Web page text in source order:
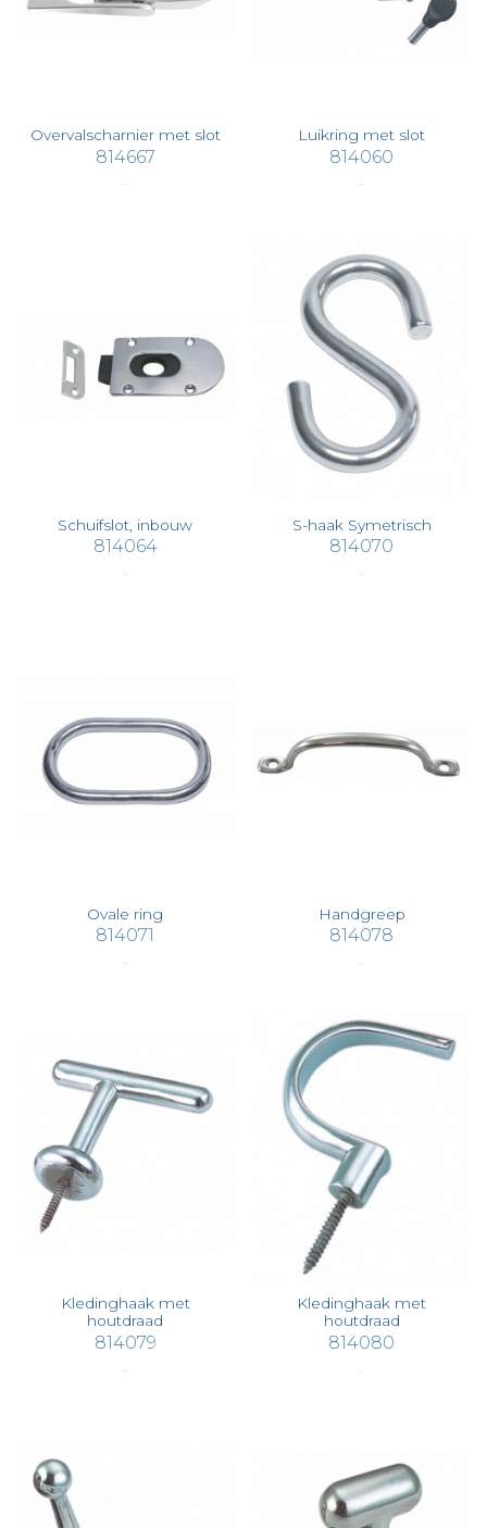
Overvalscharnier met slot
814667
Luikring met slot
814060
Schuifslot, inbouw
814064
S-haak Symetrisch
814070
Ovale ring
814071
Handgreep
814078
Kledinghaak met
houtdraad
814079
Kledinghaak met
houtdraad
814080